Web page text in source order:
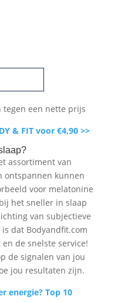
tegen een nette prijs
& FIT voor €4,90 >>
assortiment van
ontspannen kunnen
voor melatonine
het sneller in slaap
van subjectieve
dat Bodyandfit.com
de snelste service!
de signalen van jou
jou resultaten zijn.
energie? Top 10